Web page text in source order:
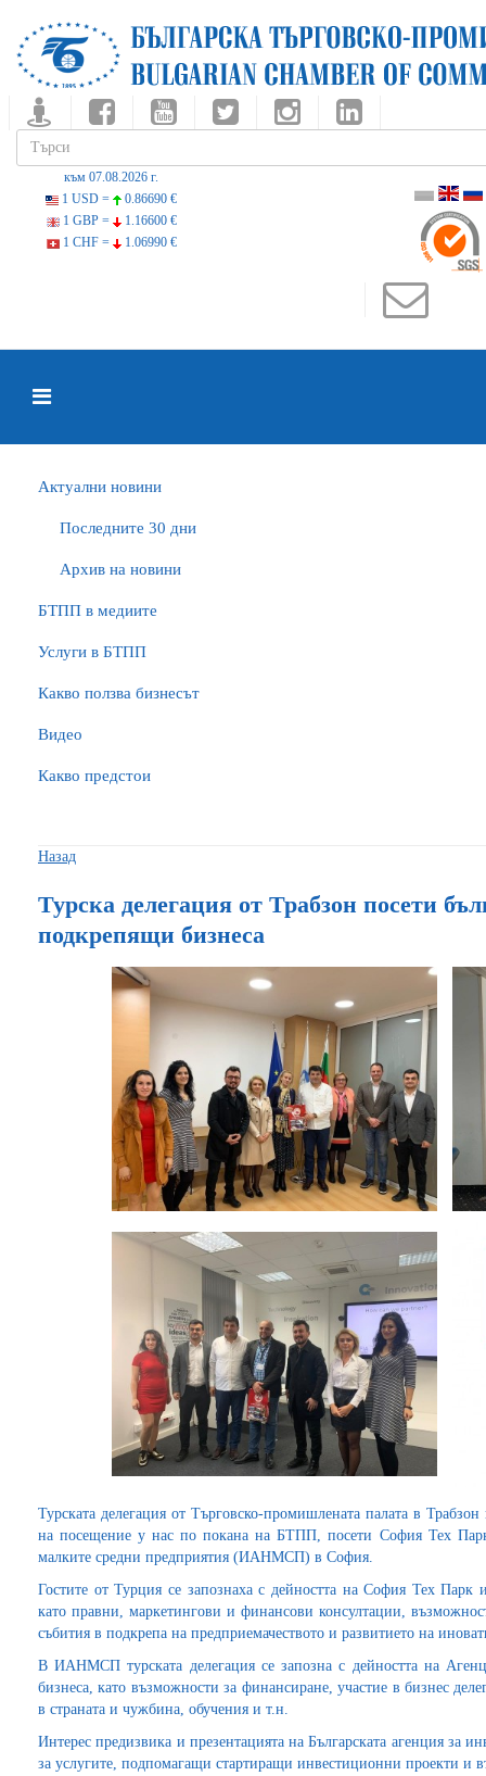
към 07.08.2026 г.
1 USD =
0.86690 €
1 GBP =
1.16600 €
1 CHF =
1.06990 €
Актуални новини
Последните 30 дни
Архив на новини
БTПП в медиите
Услуги в БТПП
Какво ползва бизнесът
Видео
Какво предстои
Назад
Турска делегация от Трабзон посети
подкрепящи бизнеса
Турската делегация от Търговско-промишлената палата в
на посещение у нас по покана на БТПП, посети София Тех
малките средни предприятия (ИАНМСП) в София.
Гостите от Турция се запознаха с дейността на София Тех Парк
като правни, маркетингови и финансови консултации,
събития в подкрепа на предприемачеството и развитието на
В ИАНМСП турската делегация се запозна с дейността на
бизнеса, като възможности за финансиране, участие в бизнес
в страната и чужбина, обучения и т.н.
Интерес предизвика и презентацията на Българската агенция за
за услугите, подпомагащи стартиращи инвестиционни проекти и